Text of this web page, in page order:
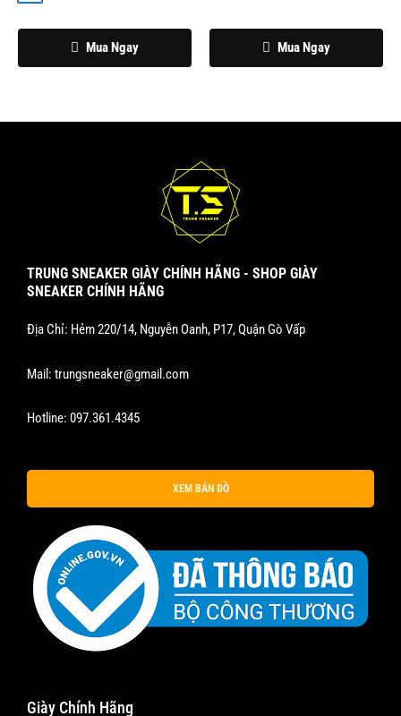
Mua Ngay
được
chọn
trang
Mua Ngay
TRUNG SNEAKER GIÀY CHÍNH HÃNG - SHOP GIÀY
SNEAKER CHÍNH HÃNG
Địa Chỉ: Hẻm 220/14, Nguyễn Oanh, P17, Quận Gò Vấp
Mail: trungsneaker@gmail.com
Hotline: 097.361.4345
XEM BẢN ĐỒ
Giày Chính Hãng